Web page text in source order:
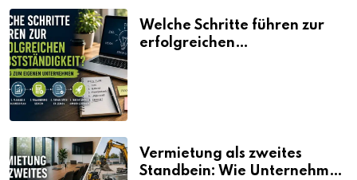
Welche Schritte führen zur
erfolgreichen
Vermietung als zweites
Standbein: Wie Unternehmen